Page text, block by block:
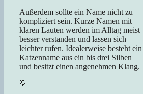
Außerdem sollte ein Name nicht zu
kompliziert sein. Kurze Namen mit
klaren Lauten werden im Alltag meist
besser verstanden und lassen sich
leichter rufen. Idealerweise besteht ein
Katzenname aus ein bis drei Silben
und besitzt einen angenehmen Klang.
💡